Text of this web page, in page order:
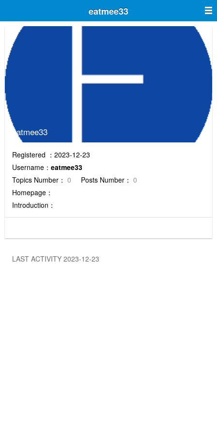
eatmee33
eatmee33
Registered ：2023-12-23
Username： eatmee33
Topics Number： 0 Posts Number： 0
Homepage：
Introduction：
LAST ACTIVITY 2023-12-23